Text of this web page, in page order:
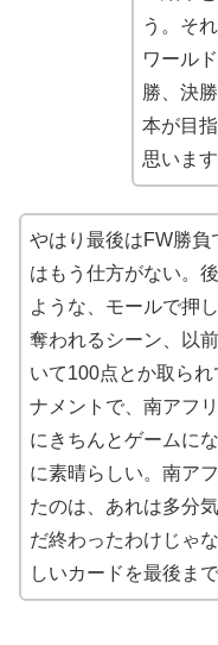
う。そ
ワール
勝、決
本が目
思います
やはり最後はFW勝負
はもう仕方がない。
ような、モールで押
奪われるシーン、以
いて100点とか取ら
ナメントで、南アフ
にきちんとゲームに
に素晴らしい。南ア
たのは、あれは多分
だ終わったわけじゃ
しいカードを最後ま